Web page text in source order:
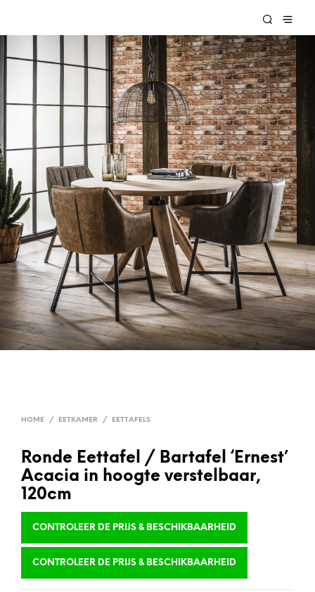
HOME / EETKAMER / EETTAFELS
Ronde Eettafel / Bartafel ‘Ernest’
Acacia in hoogte verstelbaar,
120cm
CONTROLEER DE PRIJS & BESCHIKBAARHEID
CONTROLEER DE PRIJS & BESCHIKBAARHEID